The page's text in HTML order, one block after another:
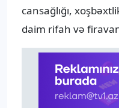
cansağlığı,
daim rifah və